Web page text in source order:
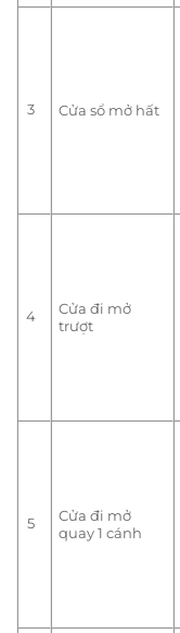
3 Cửa sổ mở hất
4
Cửa đi mở
trượt
5
Cửa đi mở
quay 1 cánh